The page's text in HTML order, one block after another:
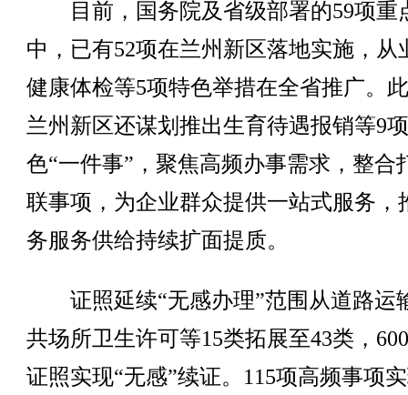
目前，国务院及省级部署的59项重
中，已有52项在兰州新区落地实施，从
健康体检等5项特色举措在全省推广。
兰州新区还谋划推出生育待遇报销等9
色“一件事”，聚焦高频办事需求，整合
联事项，为企业群众提供一站式服务，
务服务供给持续扩面提质。
证照延续“无感办理”范围从道路运
共场所卫生许可等15类拓展至43类，
证照实现“无感”续证。115项高频事项